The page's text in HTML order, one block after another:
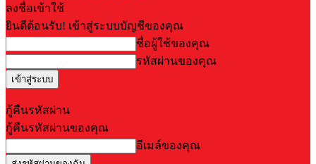
ลงชื่อเข้าใช้
ยินดีต้อนรับ! เข้าสู่ระบบบัญชีของคุณ
ชื่อผู้ใช้ของคุณ
รหัสผ่านของคุณ
กู้คืนรหัสผ่าน
กู้คืนรหัสผ่านของคุณ
อีเมล์ของคุณ